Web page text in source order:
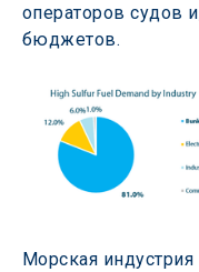
операторов судов
бюджетов.
Морская